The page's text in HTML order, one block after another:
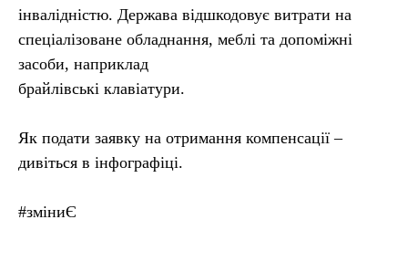
інвалідністю. Держава відшкодовує витрати на
спеціалізоване обладнання, меблі та допоміжні
засоби, наприклад
брайлівські клавіатури.
Як подати заявку на отримання компенсації –
дивіться в інфографіці.
#зміниЄ